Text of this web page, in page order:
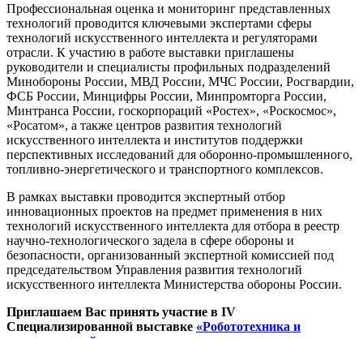
Профессиональная оценка и мониторинг представленных
технологий проводится ключевыми экспертами сферы
технологий искусственного интеллекта и регуляторами
отрасли. К участию в работе выставки приглашены
руководители и специалисты профильных подразделений
Минобороны России, МВД России, МЧС России, Росгвардии,
ФСБ России, Минцифры России, Минпромторга России,
Минтранса России, госкорпораций «Ростех», «Роскосмос»,
«Росатом», а также центров развития технологий
искусственного интеллекта и институтов поддержки
перспективных исследований для оборонно-промышленного,
топливно-энергетического и транспортного комплексов.
В рамках выставки проводится экспертный отбор
инновационных проектов на предмет применения в них
технологий искусственного интеллекта для отбора в реестр
научно-технологического задела в сфере обороны и
безопасности, организованный экспертной комиссией под
председательством Управления развития технологий
искусственного интеллекта Министерства обороны России.
Приглашаем Вас принять участие в IV
Специализированной выставке «Робототехника и